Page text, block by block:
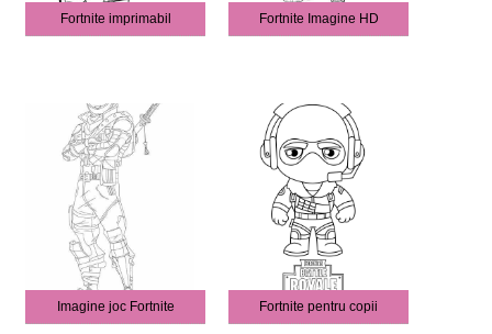
Fortnite imprimabil Fortnite Imagine HD
Imagine joc Fortnite Fortnite pentru copii